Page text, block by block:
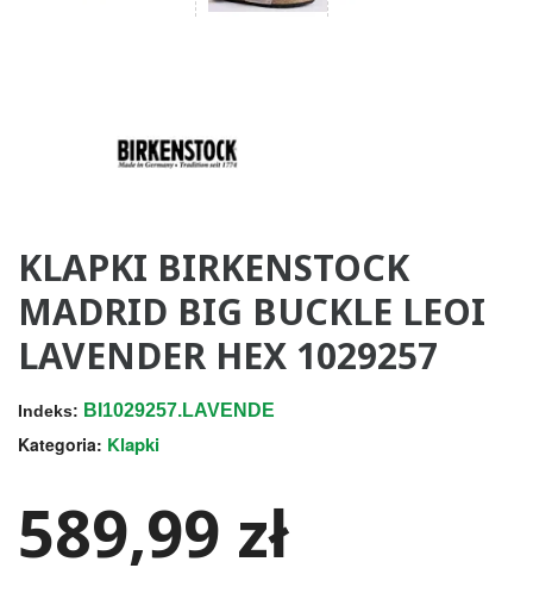
KLAPKI BIRKENSTOCK
MADRID BIG BUCKLE LEOI
LAVENDER HEX 1029257
Indeks: BI1029257.LAVENDE
Kategoria: Klapki
589,99 zł